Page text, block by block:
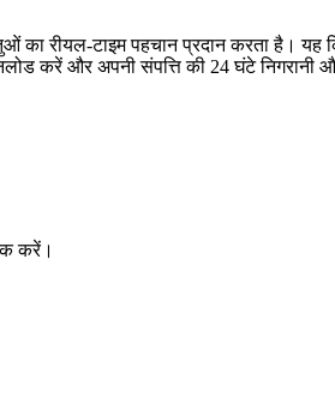
का रीयल-टाइम पहचान प्रदान करता है।
करें और अपनी संपत्ति की 24 घंटे निगरानी
करें।